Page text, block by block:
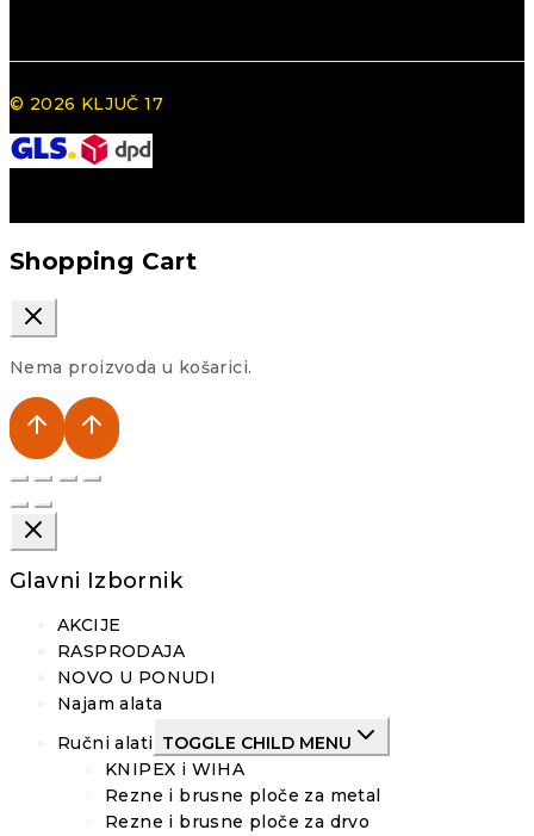
© 2026 KLJUČ 17
Shopping Cart
Nema proizvoda u košarici.
Glavni Izbornik
AKCIJE
RASPRODAJA
NOVO U PONUDI
Najam alata
Ručni alati TOGGLE CHILD MENU
KNIPEX i WIHA
Rezne i brusne ploče za metal
Rezne i brusne ploče za drvo